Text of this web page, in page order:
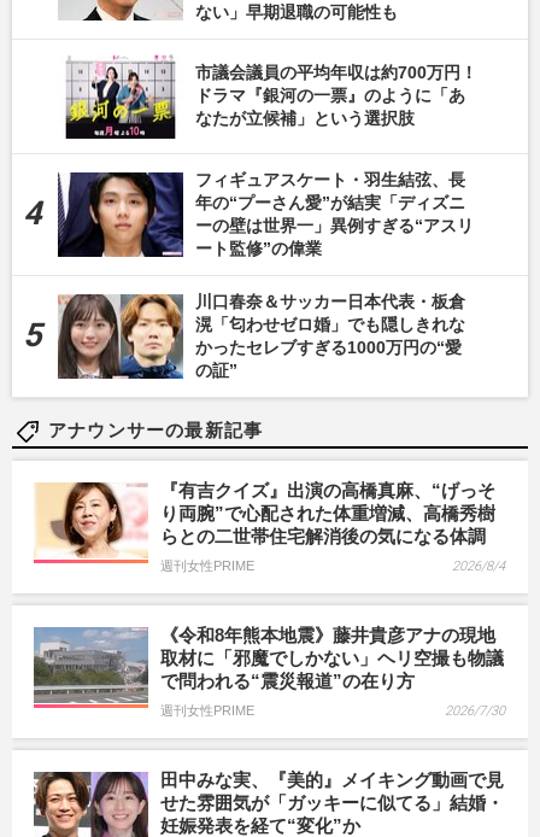
ない」早期退職の可能性も
市議会議員の平均年収は約700万円！
ドラマ『銀河の一票』のように「あ
なたが立候補」という選択肢
フィギュアスケート・羽生結弦、長
年の“プーさん愛”が結実「ディズニ
ーの壁は世界一」異例すぎる“アスリ
ート監修”の偉業
川口春奈＆サッカー日本代表・板倉
滉「匂わせゼロ婚」でも隠しきれな
かったセレブすぎる1000万円の“愛
の証”
アナウンサーの最新記事
『有吉クイズ』出演の高橋真麻、“げっそ
り両腕”で心配された体重増減、高橋秀樹
らとの二世帯住宅解消後の気になる体調
週刊女性PRIME 2026/8/4
《令和8年熊本地震》藤井貴彦アナの現地
取材に「邪魔でしかない」ヘリ空撮も物議
で問われる“震災報道”の在り方
週刊女性PRIME 2026/7/30
田中みな実、『美的』メイキング動画で見
せた雰囲気が「ガッキーに似てる」結婚・
妊娠発表を経て“変化”か